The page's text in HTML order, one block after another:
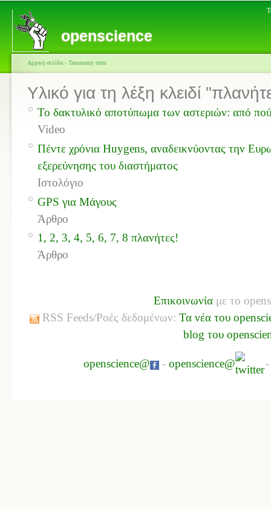
openscience
Αρχική σελίδα › Taxonomy term
Υλικό για τη λέξη κλειδί
Το δακτυλικό αποτύπωμα των αστεριών: από
Video
Πέντε χρόνια Huygens, αναδεικνύοντας την
εξερεύνησης του διαστήματος
Ιστολόγιο
GPS για Μάγους
Άρθρο
1, 2, 3, 4, 5, 6, 7, 8 πλανήτες!
Άρθρο
Επικοινωνία με το
RSS Feeds/Ροές δεδομένων: Τα νέα του
blog του
openscience@ - openscience@